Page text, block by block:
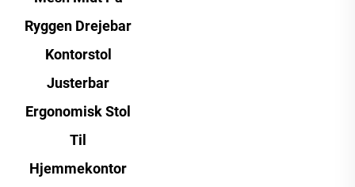
Ryggen Drejebar
Kontorstol
Justerbar
Ergonomisk Stol
Til
Hjemmekontor